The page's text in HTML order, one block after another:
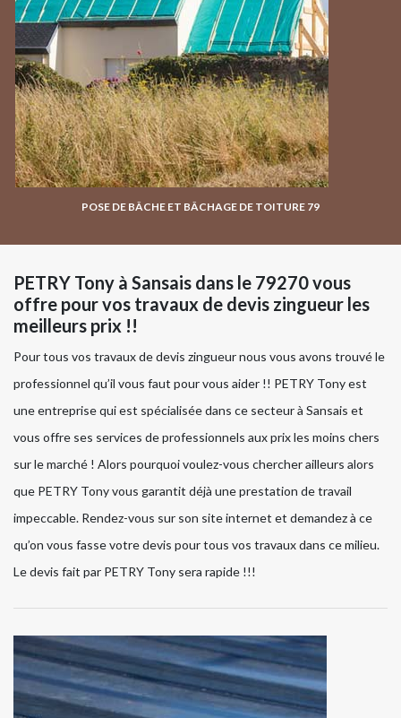
POSE DE BÂCHE ET BÂCHAGE DE TOITURE 79
PETRY Tony à Sansais dans le 79270 vous
offre pour vos travaux de devis zingueur les
meilleurs prix !!
Pour tous vos travaux de devis zingueur nous vous avons trouvé le
professionnel qu’il vous faut pour vous aider !! PETRY Tony est
une entreprise qui est spécialisée dans ce secteur à Sansais et
vous offre ses services de professionnels aux prix les moins chers
sur le marché ! Alors pourquoi voulez-vous chercher ailleurs alors
que PETRY Tony vous garantit déjà une prestation de travail
impeccable. Rendez-vous sur son site internet et demandez à ce
qu’on vous fasse votre devis pour tous vos travaux dans ce milieu.
Le devis fait par PETRY Tony sera rapide !!!